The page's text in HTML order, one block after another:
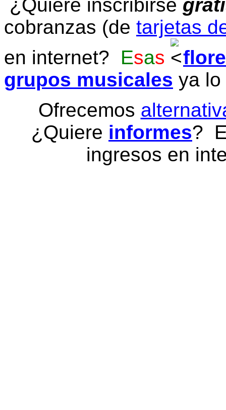
¿Quiere inscribirse
cobranzas (de tarjetas
en internet? Esas
grupos musicales ya
Ofrecemos
¿Quiere informes?
ingresos en